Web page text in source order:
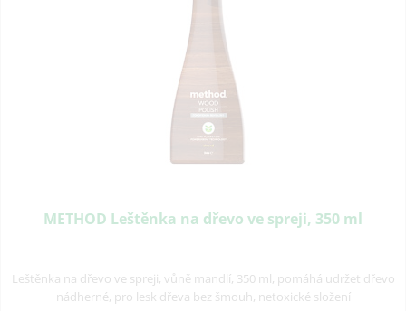
METHOD Leštěnka na dřevo ve spreji, 350 ml
Leštěnka na dřevo ve spreji, vůně mandlí, 350 ml, pomáhá udržet dřevo
nádherné, pro lesk dřeva bez šmouh, netoxické složení